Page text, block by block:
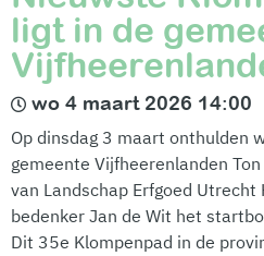
ligt in de
wo 4 maart 2026 14:00
Op dinsdag 3 maart onthulden
gemeente Vijfheerenlanden
van Landschap Erfgoed
bedenker Jan de Wit het
Dit 35e Klompenpad in de